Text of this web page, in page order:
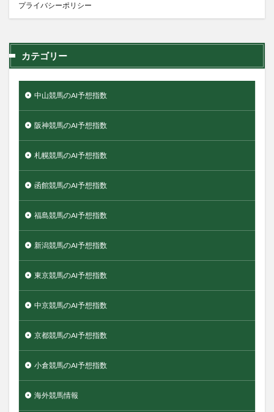
プライバシーポリシー
カテゴリー
中山競馬のAI予想指数
阪神競馬のAI予想指数
札幌競馬のAI予想指数
函館競馬のAI予想指数
福島競馬のAI予想指数
新潟競馬のAI予想指数
東京競馬のAI予想指数
中京競馬のAI予想指数
京都競馬のAI予想指数
小倉競馬のAI予想指数
海外競馬情報